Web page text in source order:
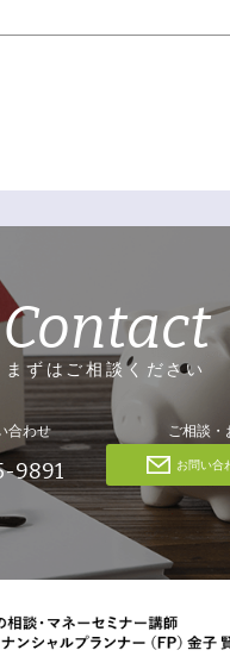
Contact
まずはご相談ください
合わせ
9891
ご相談・
お問い合